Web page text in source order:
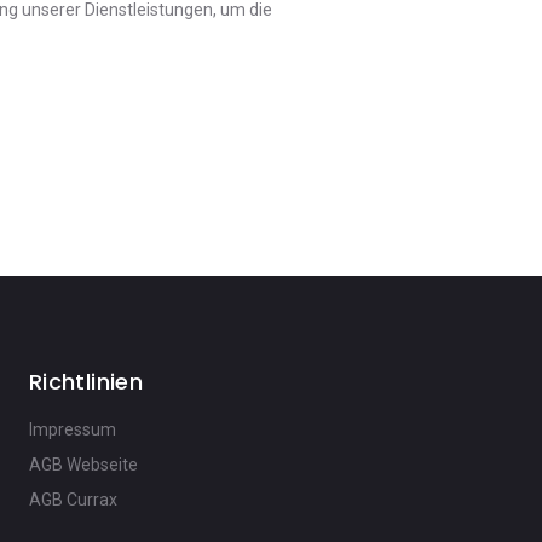
unserer Dienstleistungen, um die
Richtlinien
Impressum
AGB Webseite
AGB Currax